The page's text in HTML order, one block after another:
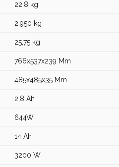
22,8 kg
2,950 kg
25,75 kg
766x537x239 Mm
485x485x35 Mm
2,8 Ah
644W
14 Ah
3200 W